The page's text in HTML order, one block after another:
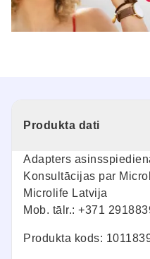
Produkta dati
Adapters
Konsultācijas par
Microlife Latvija
Mob. tālr.: +371
Produkta kods: